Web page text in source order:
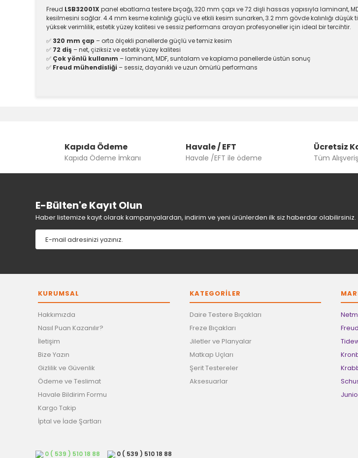
Freud LSB32001X panel ebatlama testere bıçağı, 320 mm çapı ve 72 dişli hassas yapısıyla laminant,
kesilmesini sağlar. 4.4 mm kesme kalınlığı güçlü ve etkili kesim sunarken, 3.2 mm gövde kalınlığı
yüksek verimlilik, estetik yüzey kalitesi ve sessiz performans arayan profesyoneller için ideal bir tercihtir.
✅ 320 mm çap – orta ölçekli panellerde güçlü ve temiz kesim
✅ 72 diş – net, çiziksiz ve estetik yüzey kalitesi
✅ Çok yönlü kullanım – laminant, MDF, suntalam ve kaplama panellerde üstün sonuç
✅ Freud mühendisliği – sessiz, dayanıklı ve uzun ömürlü performans
Yorum Yaz
Ürün açıklamasında eksik bilgiler bulunuyor.
Ürün bilgilerinde hatalar bulunuyor.
Ürün fiyatı diğer sitelerden daha pahalı.
Gönder
Kapıda Ödeme
Kapıda Ödeme İmkanı
Havale / EFT
Havale /EFT ile ödeme
Ücretsiz
Tüm
E-Bülten'e Kayıt Olun
Haber listemize kayıt olarak kampanyalardan, indirim ve yeni ürünlerden ilk siz haberdar olabilirsiniz.
KURUMSAL
Hakkımızda
Nasıl Puan Kazanılır?
İletişim
Bize Yazın
Gizlilik ve Güvenlik
Ödeme ve Teslimat
Havale Bildirim Formu
Kargo Takip
İptal ve İade Şartları
KATEGORİLER
Daire Testere Bıçakları
Freze Bıçakları
Jiletler ve Planyalar
Matkap Uçları
Şerit Testereler
Aksesuarlar
Freud
0 ( 539 ) 510 18 88 0 ( 539 ) 510 18 88